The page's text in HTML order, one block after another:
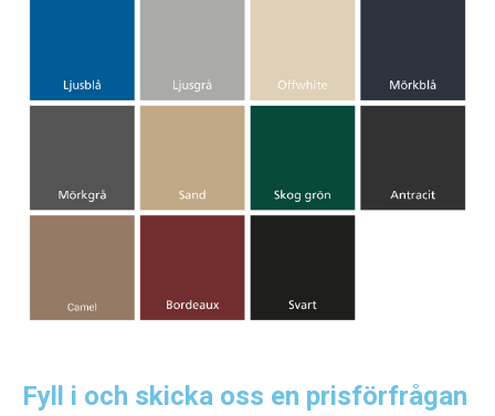
Fyll i och skicka oss en prisförfrågan